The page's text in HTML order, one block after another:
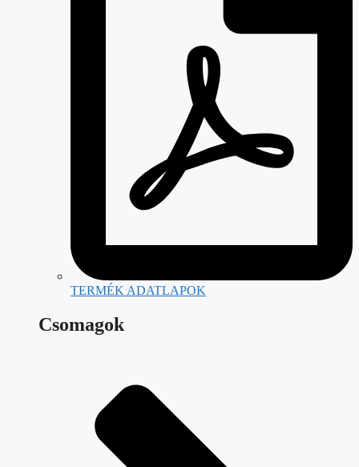
TERMÉK ADATLAPOK
Csomagok